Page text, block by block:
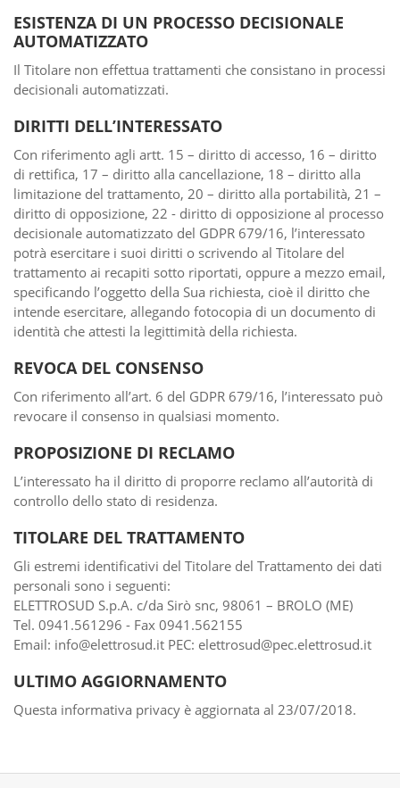
ESISTENZA DI UN PROCESSO DECISIONALE
AUTOMATIZZATO
Il Titolare non effettua trattamenti che consistano in processi
decisionali automatizzati.
DIRITTI DELL’INTERESSATO
Con riferimento agli artt. 15 – diritto di accesso, 16 – diritto
di rettifica, 17 – diritto alla cancellazione, 18 – diritto alla
limitazione del trattamento, 20 – diritto alla portabilità, 21 –
diritto di opposizione, 22 - diritto di opposizione al processo
decisionale automatizzato del GDPR 679/16, l’interessato
potrà esercitare i suoi diritti o scrivendo al Titolare del
trattamento ai recapiti sotto riportati, oppure a mezzo email,
specificando l’oggetto della Sua richiesta, cioè il diritto che
intende esercitare, allegando fotocopia di un documento di
identità che attesti la legittimità della richiesta.
REVOCA DEL CONSENSO
Con riferimento all’art. 6 del GDPR 679/16, l’interessato può
revocare il consenso in qualsiasi momento.
PROPOSIZIONE DI RECLAMO
L’interessato ha il diritto di proporre reclamo all’autorità di
controllo dello stato di residenza.
TITOLARE DEL TRATTAMENTO
Gli estremi identificativi del Titolare del Trattamento dei dati
personali sono i seguenti:
ELETTROSUD S.p.A. c/da Sirò snc, 98061 – BROLO (ME)
Tel. 0941.561296 - Fax 0941.562155
Email: info@elettrosud.it PEC: elettrosud@pec.elettrosud.it
ULTIMO AGGIORNAMENTO
Questa informativa privacy è aggiornata al 23/07/2018.